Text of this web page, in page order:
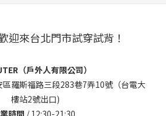
迎來台北門市試穿試背！
（戶外人有限公司）
區羅斯福路三段283巷7弄10號（台電大
樓站2號出口)